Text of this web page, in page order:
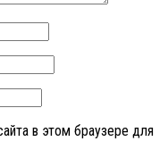
в этом браузере для